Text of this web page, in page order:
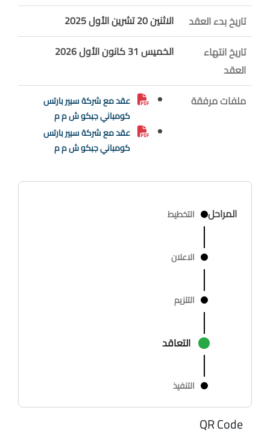
تاريخ بدء العقد
الاثنين 20 تشرين الأول 2025
تاريخ انتهاء
العقد
الخميس 31 كانون الأول 2026
ملفات مرفقة
عقد مع شركة سبير بارتس
كومباني جبكو ش م م
عقد مع شركة سبير بارتس
كومباني جبكو ش م م
المراحل التخطيط
الاعلان
التلزيم
التعاقد
التنفيذ
QR Code